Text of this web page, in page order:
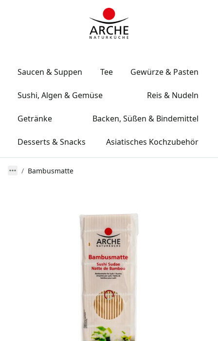
Saucen & Suppen Tee Gewürze & Pasten
Sushi, Algen & Gemüse Reis & Nudeln
Getränke Backen, Süßen & Bindemittel
Desserts & Snacks Asiatisches Kochzubehör
Bambusmatte